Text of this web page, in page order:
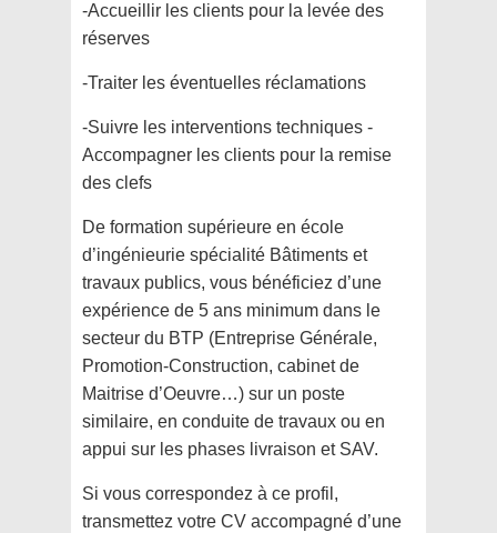
-Accueillir les clients pour la levée des
réserves
-Traiter les éventuelles réclamations
-Suivre les interventions techniques -
Accompagner les clients pour la remise
des clefs
De formation supérieure en école
d’ingénieurie spécialité Bâtiments et
travaux publics, vous bénéficiez d’une
expérience de 5 ans minimum dans le
secteur du BTP (Entreprise Générale,
Promotion-Construction, cabinet de
Maitrise d’Oeuvre…) sur un poste
similaire, en conduite de travaux ou en
appui sur les phases livraison et SAV.
Si vous correspondez à ce profil,
transmettez votre CV accompagné d’une